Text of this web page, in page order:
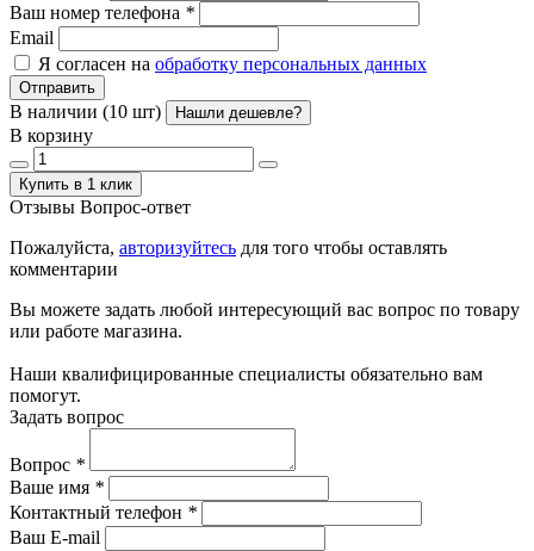
Ваш номер телефона *
Email
Я согласен на обработку персональных данных
Отправить
В наличии (10 шт) Нашли дешевле?
В корзину
Купить в 1 клик
Отзывы Вопрос-ответ
Пожалуйста, авторизуйтесь для того чтобы оставлять
комментарии
Вы можете задать любой интересующий вас вопрос по товару
или работе магазина.
Наши квалифицированные специалисты обязательно вам
помогут.
Задать вопрос
Вопрос *
Ваше имя *
Контактный телефон *
Ваш E-mail